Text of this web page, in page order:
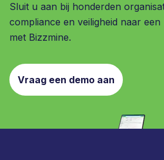
Sluit u aan bij honderden
compliance en veiligheid naar
met Bizzmine.
Vraag een demo aan